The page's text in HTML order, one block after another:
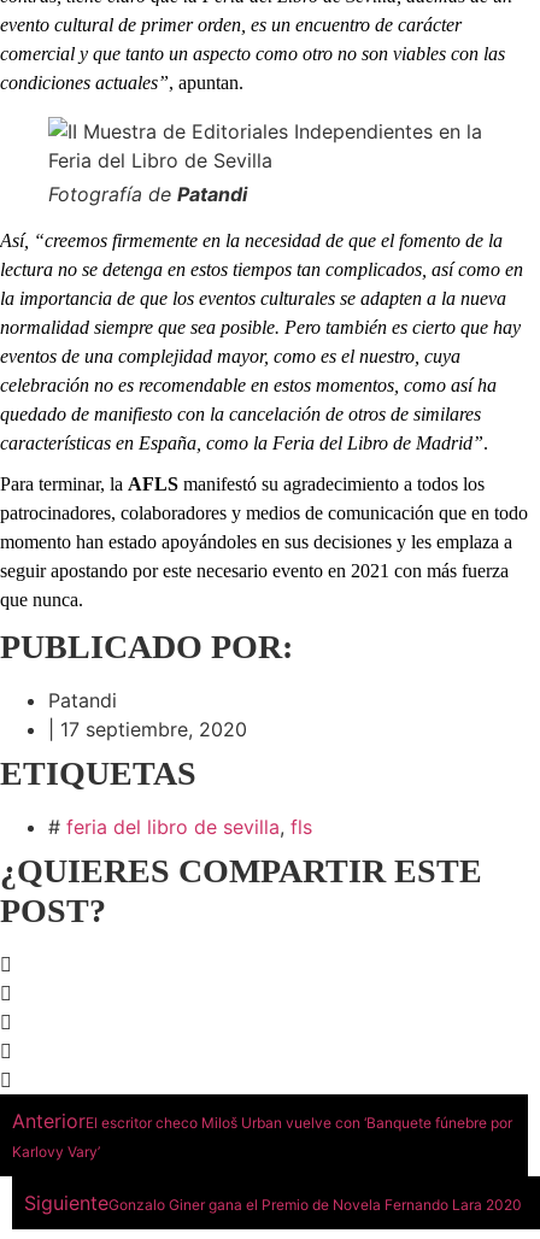
evento cultural de primer orden, es un encuentro de carácter
comercial y que tanto un aspecto como otro no son viables con las
condiciones actuales”, apuntan.
Fotografía de Patandi
Así, “creemos firmemente en la necesidad de que el fomento de la
lectura no se detenga en estos tiempos tan complicados, así como en
la importancia de que los eventos culturales se adapten a la nueva
normalidad siempre que sea posible. Pero también es cierto que hay
eventos de una complejidad mayor, como es el nuestro, cuya
celebración no es recomendable en estos momentos, como así ha
quedado de manifiesto con la cancelación de otros de similares
características en España, como la Feria del Libro de Madrid”.
Para terminar, la AFLS manifestó su agradecimiento a todos los
patrocinadores, colaboradores y medios de comunicación que en todo
momento han estado apoyándoles en sus decisiones y les emplaza a
seguir apostando por este necesario evento en 2021 con más fuerza
que nunca.
PUBLICADO POR:
Patandi
17 septiembre, 2020
ETIQUETAS
# feria del libro de sevilla, fls
¿QUIERES COMPARTIR ESTE
POST?
AnteriorEl escritor checo Miloš Urban vuelve con ‘Banquete fúnebre por
Karlovy Vary’
SiguienteGonzalo Giner gana el Premio de Novela Fernando Lara 2020